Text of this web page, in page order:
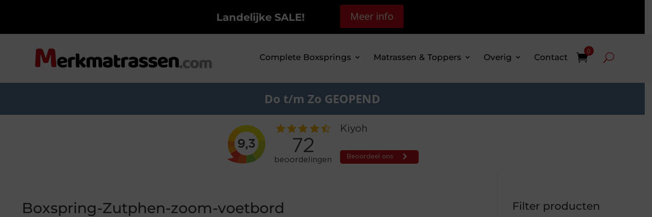
Landelijke SALE! Meer info
Complete Boxsprings Matrassen & Toppers Overig Contact
0
Do t/m Zo GEOPEND
Boxspring-Zutphen-zoom-voetbord Filter producten